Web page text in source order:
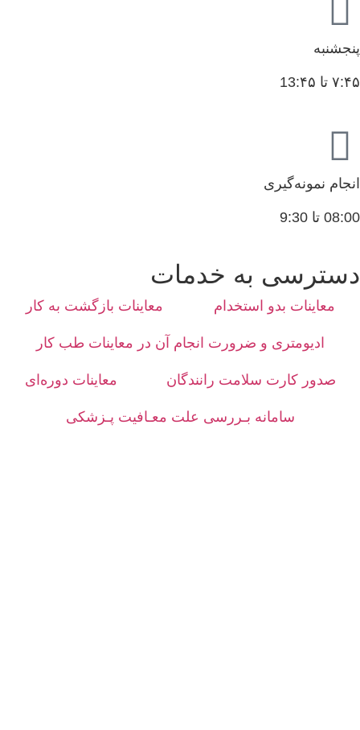
پنجشنبه
۷:۴۵ تا 13:۴۵
انجام نمونه‌گیری
08:00 تا 9:30
دسترسی به خدمات
معاینات بدو استخدام معاینات بازگشت به کار
ادیومتری و ضرورت انجام آن در معاینات طب کار
صدور کارت سلامت رانندگان معاینات دوره‌ای
سامانه بـررسی علت معـافیت پـزشکی